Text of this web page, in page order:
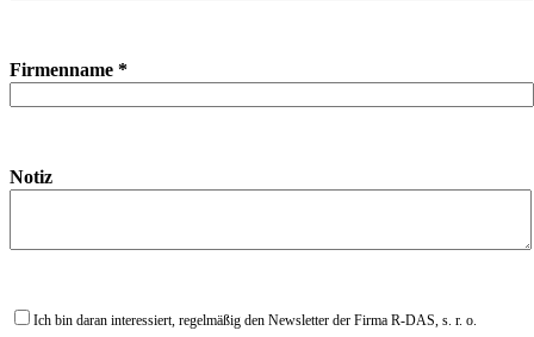
Firmenname *
Notiz
Ich bin daran interessiert, regelmäßig den Newsletter der Firma R-DAS, s. r. o.